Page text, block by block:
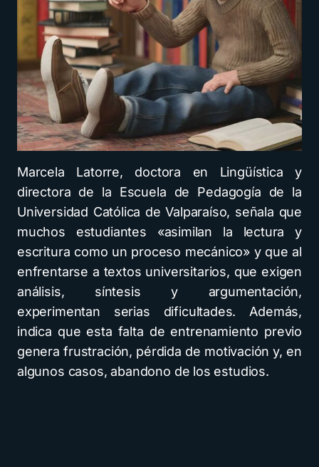
Marcela Latorre, doctora en Lingüística y
directora de la Escuela de Pedagogía de la
Universidad Católica de Valparaíso, señala que
muchos estudiantes «asimilan la lectura y
escritura como un proceso mecánico» y que al
enfrentarse a textos universitarios, que exigen
análisis, síntesis y argumentación,
experimentan serias dificultades. Además,
indica que esta falta de entrenamiento previo
genera frustración, pérdida de motivación y, en
algunos casos, abandono de los estudios.